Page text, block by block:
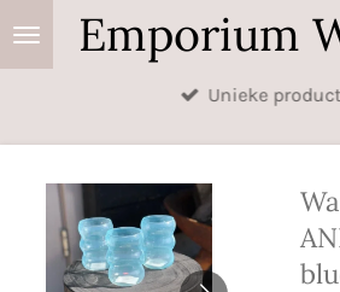
Ga
Emporium
Unieke